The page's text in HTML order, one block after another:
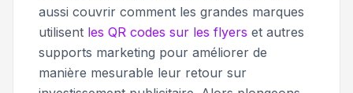
aussi couvrir comment les grandes marques
utilisent les QR codes sur les flyers et autres
supports marketing pour améliorer de
manière mesurable leur retour sur